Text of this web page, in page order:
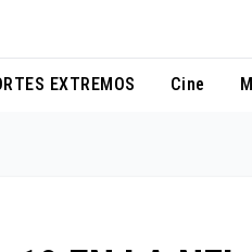
EXTREMOS Cine